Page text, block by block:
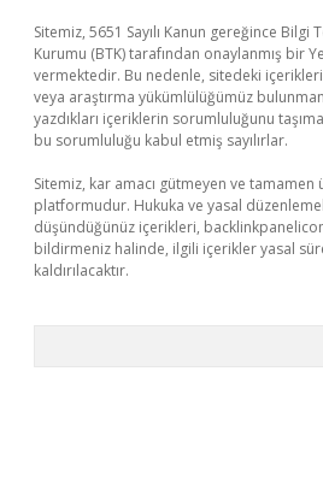
Sitemiz, 5651 Sayılı Kanun gereğince
Kurumu (BTK) tarafından onaylanmış bir
vermektedir. Bu nedenle, sitedeki
veya araştırma yükümlülüğümüz
yazdıkları içeriklerin sorumluluğunu
bu sorumluluğu kabul etmiş sayılırlar.
Sitemiz, kar amacı gütmeyen ve
platformudur. Hukuka ve yasal
düşündüğünüz içerikleri,
bildirmeniz halinde, ilgili içerikler yasal
kaldırılacaktır.